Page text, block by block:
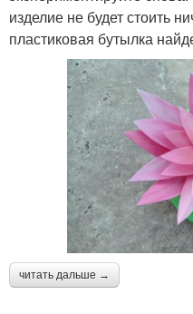
изделие не будет стоить
пластиковая бутылка
читать дальше →